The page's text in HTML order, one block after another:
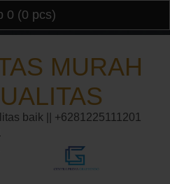
MURAH
baik || +6281225111201
0 (0 pcs)